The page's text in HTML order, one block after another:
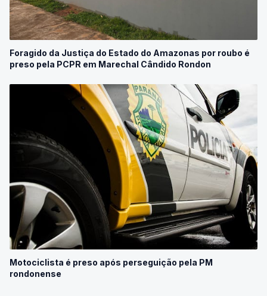
Foragido da Justiça do Estado do Amazonas por roubo é
preso pela PCPR em Marechal Cândido Rondon
Motociclista é preso após perseguição pela PM
rondonense